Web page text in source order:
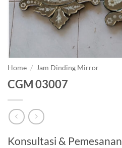
Home / Jam Dinding Mirror
CGM 03007
Konsultasi & Pemesanan